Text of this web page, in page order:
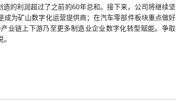
造的利润超过了之前的60年总和。接下来，公司将继续坚
为矿山数字化运营提供商；在汽车零部件板块重点做好
业链上下游乃至更多制造业企业数字化转型赋能。争取